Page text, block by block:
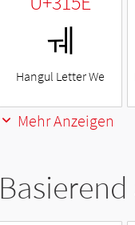
ㅞ
Hangul Letter We
Mehr Anzeigen
Basierend